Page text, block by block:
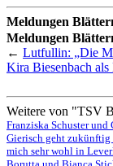
Meldungen
Meldungen
← Lutfullin: „Die
Kira Biesenbach als
Weitere von "TSV
Franziska Schuster und
Gierisch geht zukünftig
mich sehr wohl in